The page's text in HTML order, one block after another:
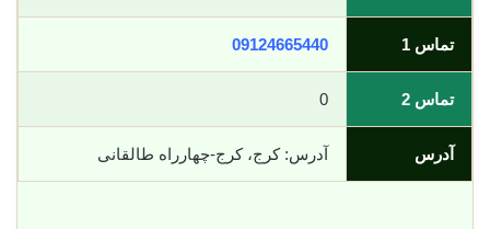
تماس 1 09124665440
تماس 2 0
آدرس آدرس: کرج، کرج-چهارراه طالقانی